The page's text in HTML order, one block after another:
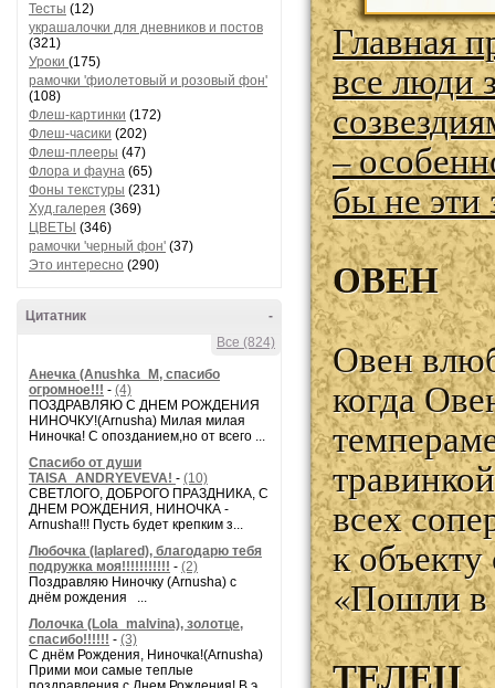
Тесты (12)
украшалочки для дневников и постов
(321)
Уроки (175)
рамочки 'фиолетовый и розовый фон'
(108)
Флеш-картинки (172)
Флеш-часики (202)
Флеш-плееры (47)
Флора и фауна (65)
Фоны текстуры (231)
Худ.галерея (369)
ЦВЕТЫ (346)
рамочки 'черный фон' (37)
Это интересно (290)
-
Цитатник
Все (824)
Анечка (Anushka_M, спасибо
огромное!!! - (4)
ПОЗДРАВЛЯЮ С ДНЕМ РОЖДЕНИЯ
НИНОЧКУ!(Arnusha) Милая милая
Ниночка! С опозданием,но от всего ...
Спасибо от души
TAISA_ANDRYEVEVA! - (10)
СВЕТЛОГО, ДОБРОГО ПРАЗДНИКА, С
ДНЕМ РОЖДЕНИЯ, НИНОЧКА -
Arnusha!!! Пусть будет крепким з...
Любочка (laplared), благодарю тебя
подружка моя!!!!!!!!!!! - (2)
Поздравляю Ниночку (Arnusha) с
днём рождения ...
Лолочка (Lola_malvina), золотце,
спасибо!!!!!! - (3)
С днём Рождения, Ниночка!(Аrnusha)
Прими мои самые теплые
Главная
все люди
–
бы не эти
ОВЕН
Овен
когда
всех
к
«Пошли в
ТЕЛЕЦ